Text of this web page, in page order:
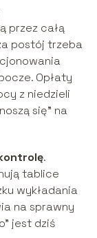
przez całą
postój trzeba
Opłaty
z niedzieli
się” na
.
tablice
wykładania
na sprawny
jest dziś